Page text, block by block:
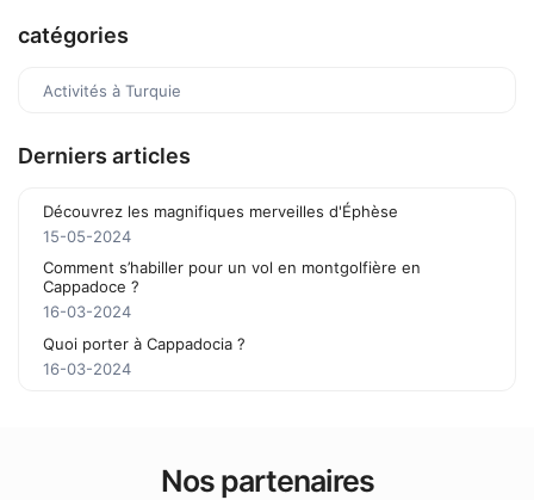
catégories
Activités à Turquie
Derniers articles
Découvrez les magnifiques merveilles d'Éphèse
15-05-2024
Comment s’habiller pour un vol en montgolfière en
Cappadoce ?
16-03-2024
Quoi porter à Cappadocia ?
16-03-2024
Nos partenaires